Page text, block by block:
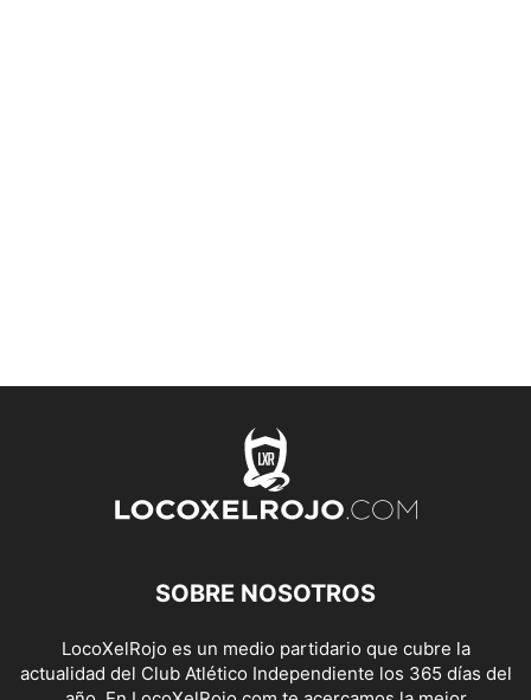
SOBRE NOSOTROS
LocoXelRojo es un medio partidario que cubre la
actualidad del Club Atlético Independiente los 365 días del